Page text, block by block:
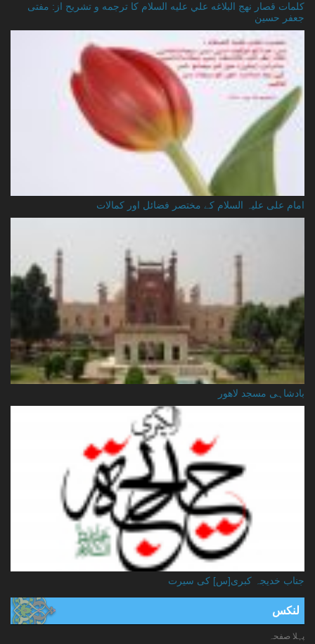
کلمات قصار نهج البلاغه علي عليه السلام کا ترجمه و تشریح از: مفتی
جعفر حسین
امام علی علیہ السلام کے مختصر فضائل اور کمالات
بادشاہی مسجد لاهور
جناب خدیجہ کبری[س] کی سیرت
لنکس
پہلا صفحہ